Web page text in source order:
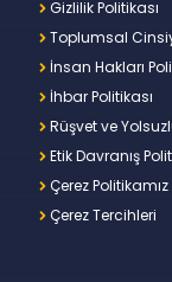
Gizlilik Politikası
Toplumsal
İnsan Hakları
İhbar Politikası
Rüşvet ve
Etik Davranış
Çerez Politikamız
Çerez Tercihleri